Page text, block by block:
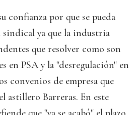
confianza por que se pueda
ya que la industria
que resolver como son
en PSA y la "desregulación" en
convenios de empresa que
astillero Barreras. En este